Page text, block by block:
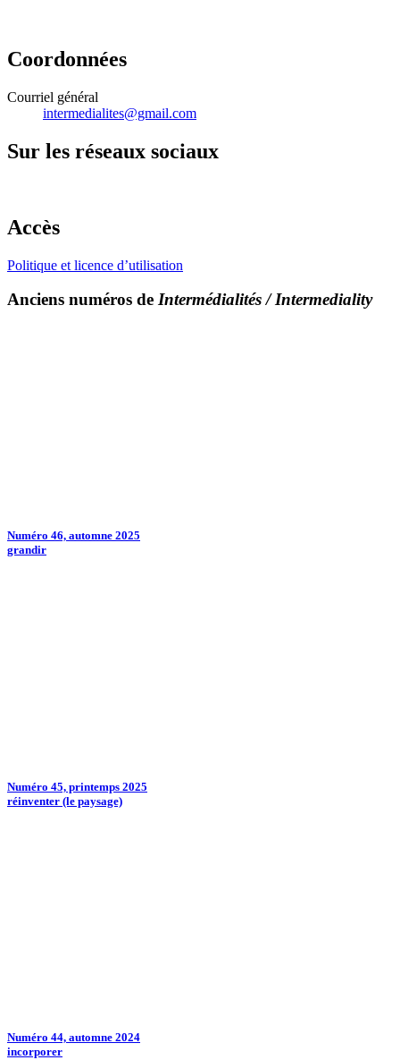
Coordonnées
Courriel général
intermedialites@gmail.com
Sur les réseaux sociaux
Accès
Politique et licence d’utilisation
Anciens numéros de Intermédialités / Intermediality
Numéro 46, automne 2025
grandir
Numéro 45, printemps 2025
réinventer (le paysage)
Numéro 44, automne 2024
incorporer